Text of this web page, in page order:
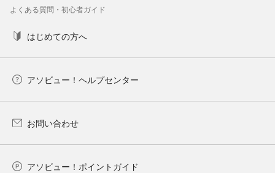
よくある質問・初心者ガイド
はじめての方へ
アソビュー！ヘルプセンター
お問い合わせ
アソビュー！ポイントガイド